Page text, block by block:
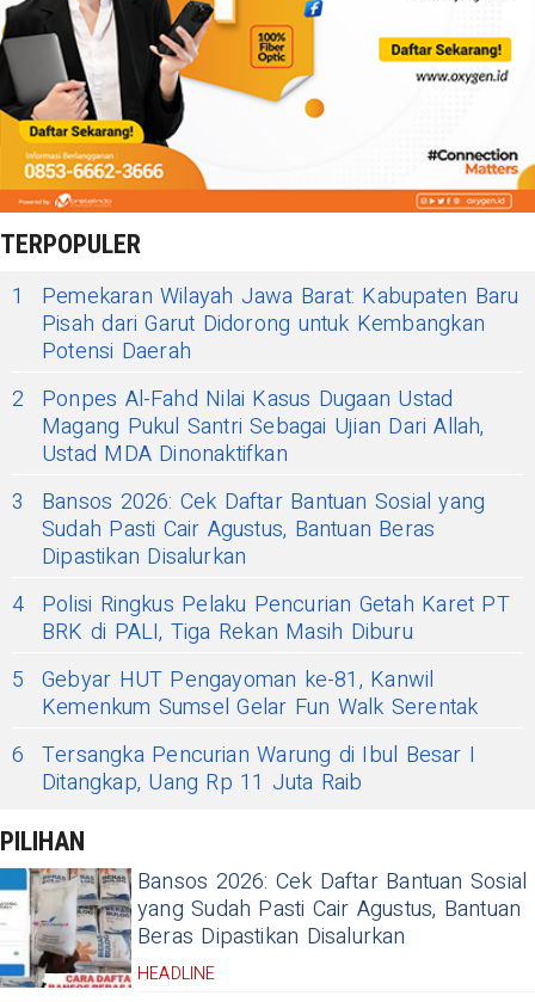
TERPOPULER
1
Pemekaran Wilayah Jawa Barat: Kabupaten Baru
Pisah dari Garut Didorong untuk Kembangkan
Potensi Daerah
2
Ponpes Al-Fahd Nilai Kasus Dugaan Ustad
Magang Pukul Santri Sebagai Ujian Dari Allah,
Ustad MDA Dinonaktifkan
3
Bansos 2026: Cek Daftar Bantuan Sosial yang
Sudah Pasti Cair Agustus, Bantuan Beras
Dipastikan Disalurkan
4 Polisi Ringkus Pelaku Pencurian Getah Karet PT
BRK di PALI, Tiga Rekan Masih Diburu
5 Gebyar HUT Pengayoman ke-81, Kanwil
Kemenkum Sumsel Gelar Fun Walk Serentak
6 Tersangka Pencurian Warung di Ibul Besar I
Ditangkap, Uang Rp 11 Juta Raib
PILIHAN
Bansos 2026: Cek Daftar Bantuan Sosial
yang Sudah Pasti Cair Agustus, Bantuan
Beras Dipastikan Disalurkan
HEADLINE